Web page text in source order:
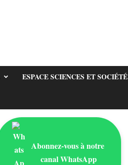
ESPACE SCIENCES ET SOCIÉTÉ
Abonnez-vous à notre
canal WhatsApp